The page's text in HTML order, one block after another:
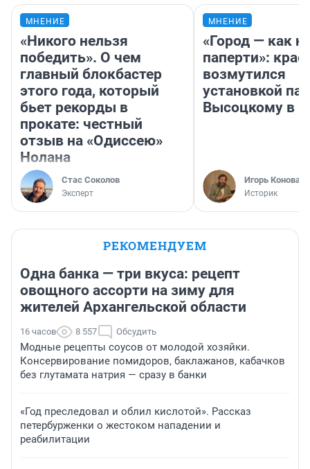
МНЕНИЕ
«Никого нельзя
победить». О чем
главный блокбастер
этого года, который
бьет рекорды в
прокате: честный
отзыв на «Одиссею»
Нолана
Стас Соколов
Эксперт
МНЕНИЕ
«Город — как
паперти»:
возмутился
установкой
Высоцкому в
Игорь
Историк
РЕКОМЕНДУЕМ
Одна банка — три вкуса: рецепт
овощного ассорти на зиму для
жителей Архангельской области
16 часов 8 557 Обсудить
Модные рецепты соусов от молодой хозяйки.
Консервирование помидоров, баклажанов, кабачков
без глутамата натрия — сразу в банки
«Год преследовал и облил кислотой». Рассказ
петербурженки о жестоком нападении и
реабилитации